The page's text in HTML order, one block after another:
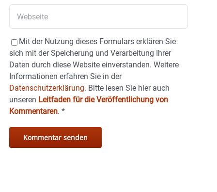
Mit der Nutzung dieses Formulars erklären Sie
sich mit der Speicherung und Verarbeitung Ihrer
Daten durch diese Website einverstanden. Weitere
Informationen erfahren Sie in der
Datenschutzerklärung. Bitte lesen Sie hier auch
unseren Leitfaden für die Veröffentlichung von
Kommentaren. *